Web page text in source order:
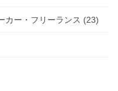
カー・フリーランス (23)